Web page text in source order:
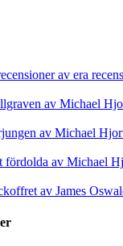
av era
av Michael
av Michael
fördolda av Michael
av James